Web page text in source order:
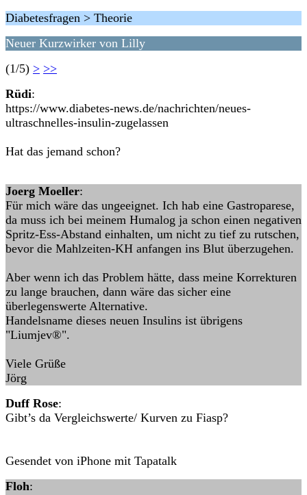
Diabetesfragen > Theorie
Neuer Kurzwirker von Lilly
(1/5) > >>
Rüdi:
https://www.diabetes-news.de/nachrichten/neues-
ultraschnelles-insulin-zugelassen
Hat das jemand schon?
Joerg Moeller:
Für mich wäre das ungeeignet. Ich hab eine Gastroparese,
da muss ich bei meinem Humalog ja schon einen negativen
Spritz-Ess-Abstand einhalten, um nicht zu tief zu rutschen,
bevor die Mahlzeiten-KH anfangen ins Blut überzugehen.
Aber wenn ich das Problem hätte, dass meine Korrekturen
zu lange brauchen, dann wäre das sicher eine
überlegenswerte Alternative.
Handelsname dieses neuen Insulins ist übrigens
"Liumjev®".
Viele Grüße
Jörg
Duff Rose:
Gibt’s da Vergleichswerte/ Kurven zu Fiasp?
Gesendet von iPhone mit Tapatalk
Floh: